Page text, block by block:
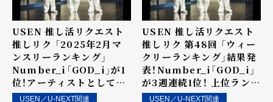
USEN 推し活リクエスト
推しリク 「2025年2月マ
ンスリーランキング」
Number_i「GOD_i」が1
位！アーティストとしては
3か月連続の1位を記録！
USEN／U-NEXT関連
USEN 推し活リクエスト
推しリク 第48回 「ウィー
クリーランキング」結果発
表！Number_i「GOD_i」
が3週連続1位！ 上位ランク
イン楽曲は街中・店内で配
USEN／U-NEXT関連